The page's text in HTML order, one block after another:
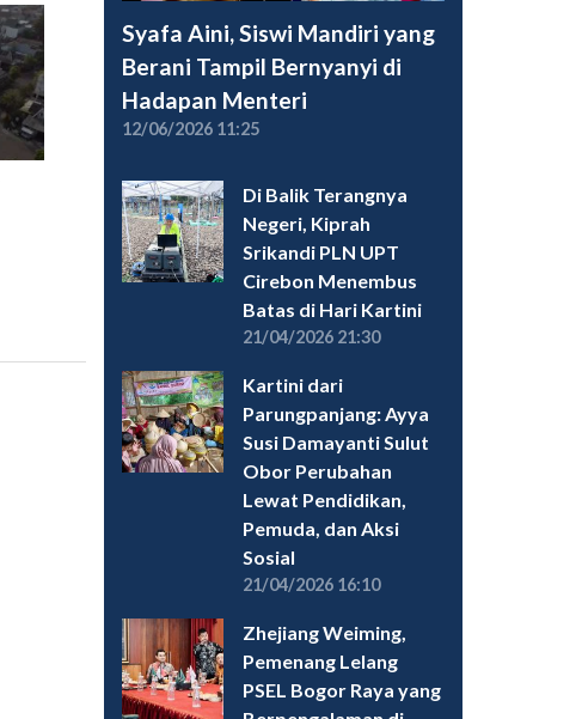
Syafa Aini, Siswi Mandiri yang
Berani Tampil Bernyanyi di
Hadapan Menteri
12/06/2026 11:25
Di Balik Terangnya
Negeri, Kiprah
Srikandi PLN UPT
Cirebon Menembus
Batas di Hari Kartini
21/04/2026 21:30
Kartini dari
Parungpanjang: Ayya
Susi Damayanti Sulut
Obor Perubahan
Lewat Pendidikan,
Pemuda, dan Aksi
Sosial
21/04/2026 16:10
Zhejiang Weiming,
Pemenang Lelang
PSEL Bogor Raya yang